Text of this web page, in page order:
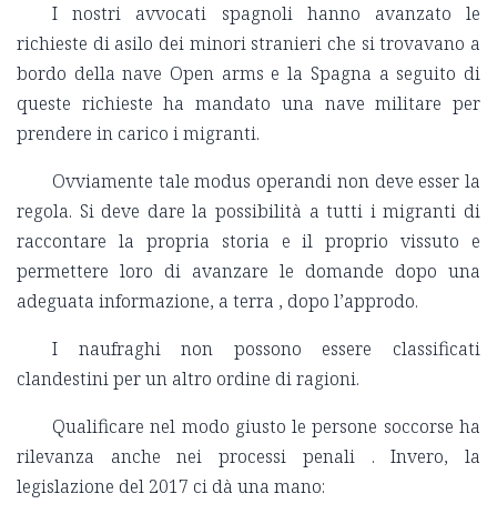
I nostri avvocati spagnoli hanno avanzato le
richieste di asilo dei minori stranieri che si trovavano a
bordo della nave Open arms e la Spagna a seguito di
queste richieste ha mandato una nave militare per
prendere in carico i migranti.
Ovviamente tale modus operandi non deve esser la
regola. Si deve dare la possibilità a tutti i migranti di
raccontare la propria storia e il proprio vissuto e
permettere loro di avanzare le domande dopo una
adeguata informazione, a terra , dopo l’approdo.
I naufraghi non possono essere classificati
clandestini per un altro ordine di ragioni.
Qualificare nel modo giusto le persone soccorse ha
rilevanza anche nei processi penali . Invero, la
legislazione del 2017 ci dà una mano: